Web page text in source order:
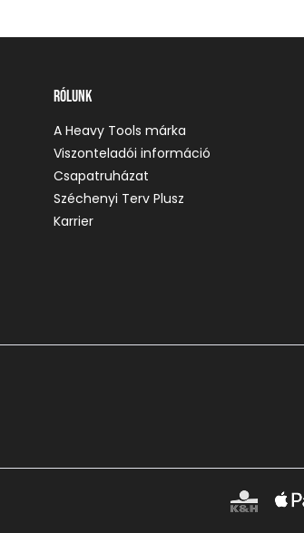
Rólunk
A Heavy Tools márka
Viszonteladói információ
Csapatruházat
Széchenyi Terv Plusz
Karrier